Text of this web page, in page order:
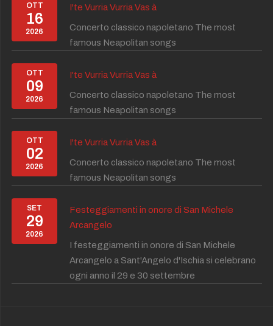
OTT
16
2026
I'te Vurria Vurria Vas à
Concerto classico napoletano The most
famous Neapolitan songs
OTT
09
2026
I'te Vurria Vurria Vas à
Concerto classico napoletano The most
famous Neapolitan songs
OTT
02
2026
I'te Vurria Vurria Vas à
Concerto classico napoletano The most
famous Neapolitan songs
SET
29
2026
Festeggiamenti in onore di San Michele
Arcangelo
I festeggiamenti in onore di San Michele
Arcangelo a Sant'Angelo d'Ischia si celebrano
ogni anno il 29 e 30 settembre